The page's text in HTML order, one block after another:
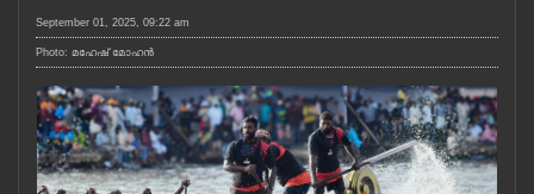
KERALA
LOCAL
OBITUARY
September 01, 2025, 09:22 am
Photo: മഹേഷ് മോഹൻ